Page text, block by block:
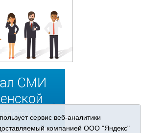
сервис веб-аналитики
компанией ООО "Яндекс"